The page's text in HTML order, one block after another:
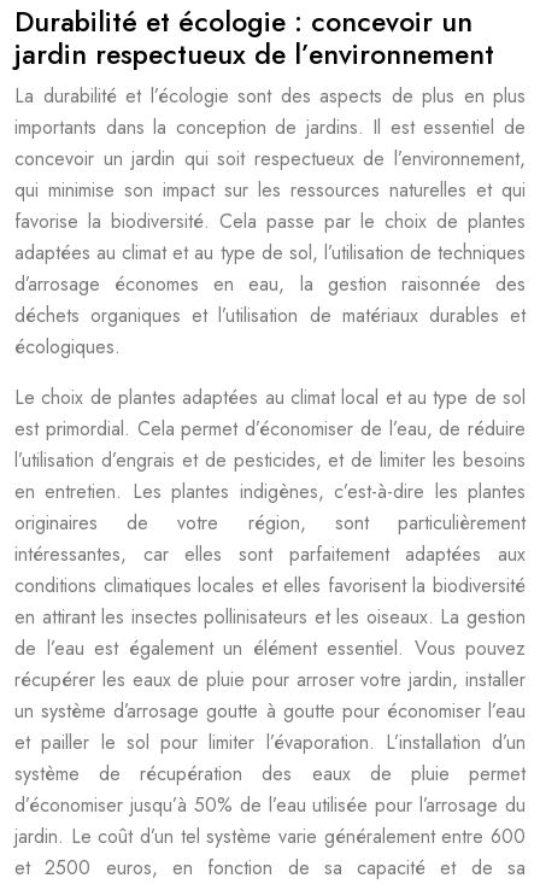
Durabilité et écologie : concevoir un
jardin respectueux de l’environnement
La durabilité et l’écologie sont des aspects de plus en plus
importants dans la conception de jardins. Il est essentiel de
concevoir un jardin qui soit respectueux de l’environnement,
qui minimise son impact sur les ressources naturelles et qui
favorise la biodiversité. Cela passe par le choix de plantes
adaptées au climat et au type de sol, l’utilisation de techniques
d’arrosage économes en eau, la gestion raisonnée des
déchets organiques et l’utilisation de matériaux durables et
écologiques.
Le choix de plantes adaptées au climat local et au type de sol
est primordial. Cela permet d’économiser de l’eau, de réduire
l’utilisation d’engrais et de pesticides, et de limiter les besoins
en entretien. Les plantes indigènes, c’est-à-dire les plantes
originaires de votre région, sont particulièrement
intéressantes, car elles sont parfaitement adaptées aux
conditions climatiques locales et elles favorisent la biodiversité
en attirant les insectes pollinisateurs et les oiseaux. La gestion
de l’eau est également un élément essentiel. Vous pouvez
récupérer les eaux de pluie pour arroser votre jardin, installer
un système d’arrosage goutte à goutte pour économiser l’eau
et pailler le sol pour limiter l’évaporation. L’installation d’un
système de récupération des eaux de pluie permet
d’économiser jusqu’à 50% de l’eau utilisée pour l’arrosage du
jardin. Le coût d’un tel système varie généralement entre 600
et 2500 euros, en fonction de sa capacité et de sa